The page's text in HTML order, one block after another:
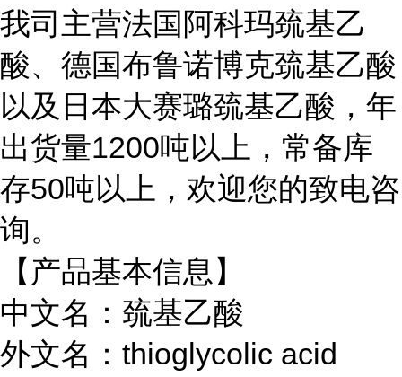
我司主营法国阿科玛巯基乙
酸、德国布鲁诺博克巯基乙酸
以及日本大赛璐巯基乙酸，年
出货量1200吨以上，常备库
存50吨以上，欢迎您的致电咨
询。
【产品基本信息】
中文名：巯基乙酸
外文名：thioglycolic acid